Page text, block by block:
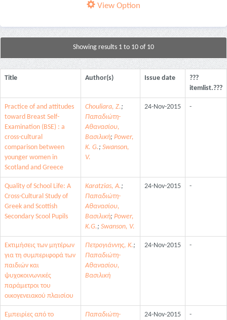
View Option
Showing results 1 to 10 of 10
Title Author(s) Issue date
???
itemlist.???
Practice of and attitudes
toward Breast Self-
Examination (BSE) : a
cross-cultural
comparison between
younger women in
Scotland and Greece
Chouliara, Z.;
Παπαδιώτη-
Αθανασίου,
Βασιλική; Power,
K. G.; Swanson,
V.
24-Nov-2015 -
Quality of School Life: A
Cross-Cultural Study of
Greek and Scottish
Secondary Scool Pupils
Karatzias, A.;
Παπαδιώτη-
Αθανασίου,
Βασιλική; Power,
K.G.; Swanson, V.
24-Nov-2015 -
Εκτιμήσεις των μητέρων
για τη συμπεριφορά των
παιδιών και
ψυχοκοινωνικές
παράμετροι του
οικογενειακού πλαισίου
Πετρογιάννης, Κ.;
Παπαδιώτη-
Αθανασίου,
Βασιλική
24-Nov-2015 -
Εμπειρίες από το
Παπαδιώτη-
24-Nov-2015 -